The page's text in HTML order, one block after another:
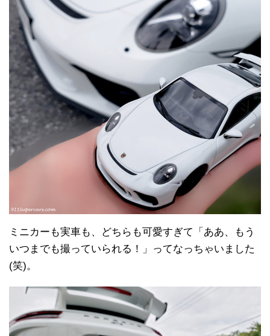
ミニカーも実車も、どちらも可愛すぎて「ああ、もう
いつまでも撮っていられる！」ってなっちゃいました
(笑)。